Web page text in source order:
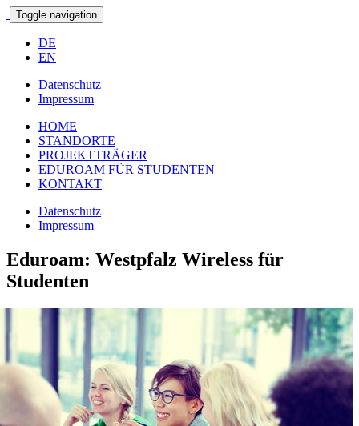
Toggle navigation
DE
EN
Datenschutz
Impressum
HOME
STANDORTE
PROJEKTTRÄGER
EDUROAM FÜR STUDENTEN
KONTAKT
Datenschutz
Impressum
Eduroam: Westpfalz Wireless für
Studenten